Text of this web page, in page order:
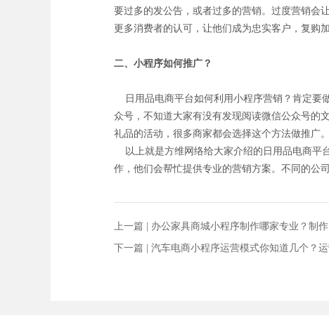
要过多的发公告，或者过多的营销。过度营销会
更多消费者的认可，让他们成为忠实客户，复购
二、 小程序如何推广？
日用品电商平台如何利用小程序营销？肯定要
众号，不知道大家有没有发现阅读微信公众号的
礼品的活动，很多商家都会选择这个方法做推广
以上就是方维网络给大家介绍的日用品电商平
作，他们会帮忙提供专业的营销方案。不同的公
上一篇 | 办公家具商城小程序制作哪家专业？制
下一篇 | 汽车电商小程序运营模式你知道几个？